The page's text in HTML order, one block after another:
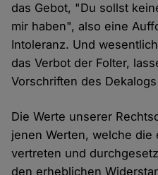
das Gebot, "Du sollst
mir haben", also eine
Intoleranz. Und
das Verbot der Folter,
Vorschriften des
Die Werte unserer
jenen Werten, welche die
vertreten und
den erheblichen